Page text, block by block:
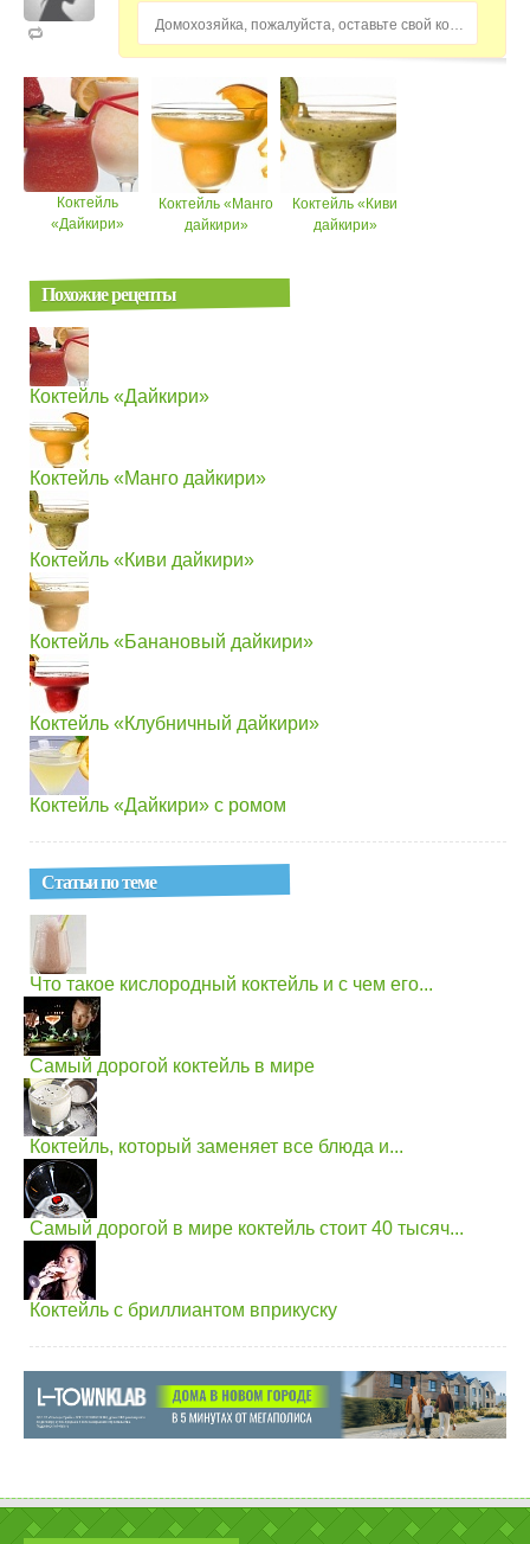
Домохозяйка, пожалуйста, оставьте свой комментарий...
Коктейль
«Дайкири»
Коктейль «Манго
дайкири»
Коктейль «Киви
дайкири»
Похожие рецепты
Коктейль «Дайкири»
Коктейль «Манго дайкири»
Коктейль «Киви дайкири»
Коктейль «Банановый дайкири»
Коктейль «Клубничный дайкири»
Коктейль «Дайкири» с ромом
Статьи по теме
Что такое кислородный коктейль и с чем его...
Самый дорогой коктейль в мире
Коктейль, который заменяет все блюда и...
Самый дорогой в мире коктейль стоит 40 тысяч...
Коктейль с бриллиантом вприкуску